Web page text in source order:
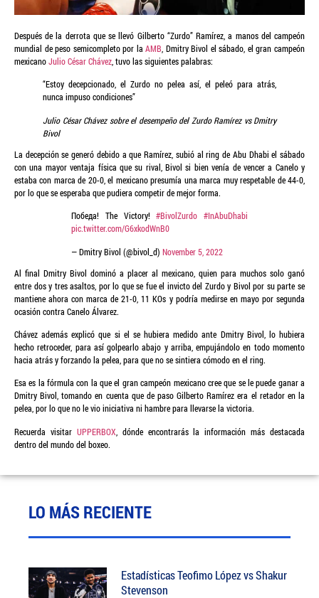
Después de la derrota que se llevó Gilberto “Zurdo” Ramírez, a manos del campeón
mundial de peso semicompleto por laAMB , Dmitry Bivol el sábado, el gran campeón
mexicanoJulio César Chávez , tuvo las siguientes palabras:
“Estoy decepcionado, el Zurdo no pelea así, el peleó para atrás,
nunca impuso condiciones”
Julio César Chávez sobre el desempeño del Zurdo Ramírez vs Dmitry
Bivol
La decepción se generó debido a que Ramírez, subió al ring de Abu Dhabi el sábado
con una mayor ventaja física que su rival, Bivol si bien venía de vencer a Canelo y
estaba con marca de 20-0, el mexicano presumía una marca muy respetable de 44-0,
por lo que se esperaba que pudiera competir de mejor forma.
Победа! The Victory!#BivolZurdo #InAbuDhabi
pic.twitter.com/G6xkodWnB0
— Dmitry Bivol (@bivol_d) November 5, 2022
Al final Dmitry Bivol dominó a placer al mexicano, quien para muchos solo ganó
entre dos y tres asaltos, por lo que se fue el invicto del Zurdo y Bivol por su parte se
mantiene ahora con marca de 21-0, 11 KOs y podría medirse en mayo por segunda
ocasión contra Canelo Álvarez.
Chávez además explicó que si el se hubiera medido ante Dmitry Bivol, lo hubiera
hecho retroceder, para así golpearlo abajo y arriba, empujándolo en todo momento
hacia atrás y forzando la pelea, para que no se sintiera cómodo en el ring.
Esa es la fórmula con la que el gran campeón mexicano cree que se le puede ganar a
Dmitry Bivol, tomando en cuenta que de paso Gilberto Ramírez era el retador en la
pelea, por lo que no le vio iniciativa ni hambre para llevarse la victoria.
Recuerda visitar UPPERBOX , dónde encontrarás la información más destacada
dentro del mundo del boxeo.
LO MÁS RECIENTE
Estadísticas Teofimo López vs Shakur
Stevenson